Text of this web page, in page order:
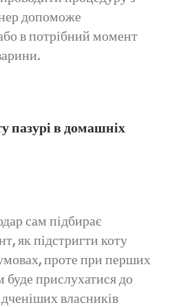
допоможе
в потрібний момент
пазурі в домашніх
сам підбирає
як підстригти коту
проте при перших
прислухатися до
власників